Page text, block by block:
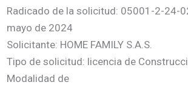
Radicado de la solicitud: 05001-2-24-
mayo de 2024
Solicitante: HOME FAMILY S.A.S.
Tipo de solicitud: licencia de
Modalidad de